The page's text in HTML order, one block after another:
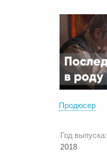
Продюсер
Год выпуска:
2018